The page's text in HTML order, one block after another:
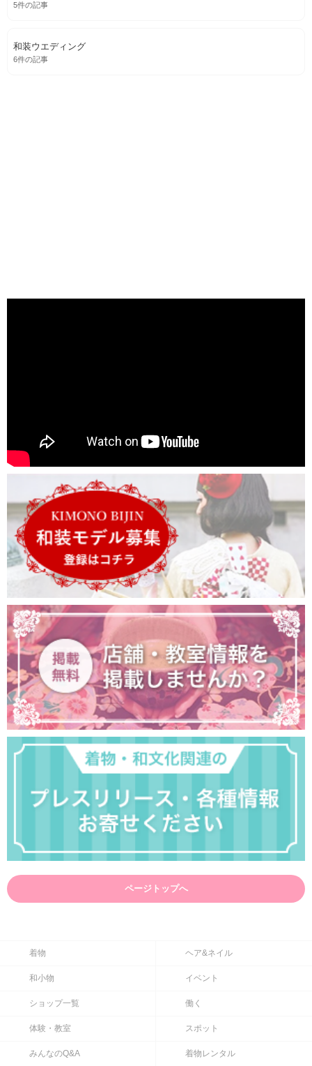
5件の記事
和装ウエディング
6件の記事
ページトップへ
着物 ヘア&ネイル
和小物 イベント
ショップ一覧 働く
体験・教室 スポット
みんなのQ&A 着物レンタル